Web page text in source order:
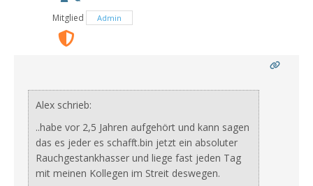
Mitglied Admin
Alex schrieb:
..habe vor 2,5 Jahren aufgehört und kann sagen
das es jeder es schafft.bin jetzt ein absoluter
Rauchgestankhasser und liege fast jeden Tag
mit meinen Kollegen im Streit deswegen.